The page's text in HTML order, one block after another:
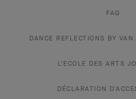
FAQ
DANCE REFLECTIONS BY
L'ECOLE DES ARTS
DÉCLARATION